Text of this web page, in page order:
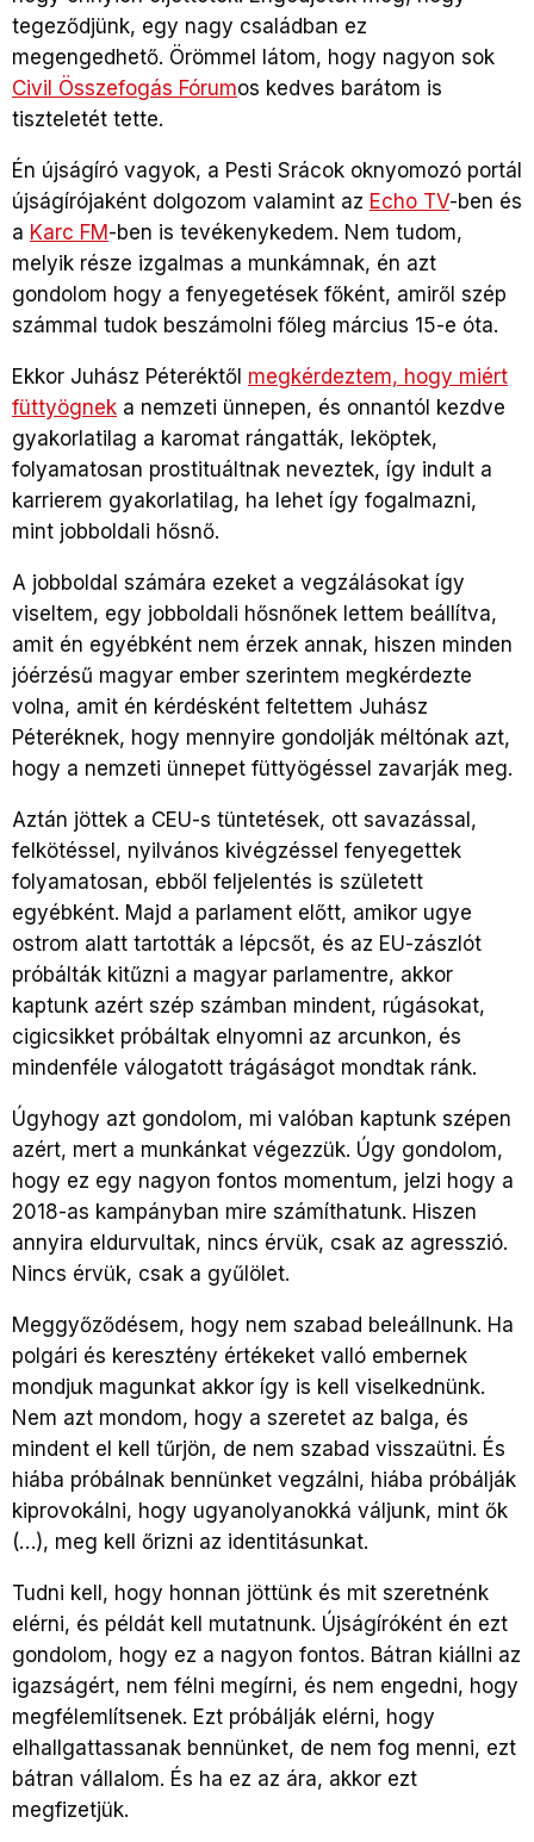
tegeződjünk, egy nagy családban ez
megengedhető. Örömmel látom, hogy nagyon sok
Civil Összefogás Fórumos kedves barátom is
tiszteletét tette.
Én újságíró vagyok, a Pesti Srácok oknyomozó portál
újságírójaként dolgozom valamint az Echo TV-ben és
a Karc FM -ben is tevékenykedem. Nem tudom,
melyik része izgalmas a munkámnak, én azt
gondolom hogy a fenyegetések főként, amiről szép
számmal tudok beszámolni főleg március 15-e óta.
Ekkor Juhász Péteréktől megkérdeztem, hogy miért
füttyögnek a nemzeti ünnepen, és onnantól kezdve
gyakorlatilag a karomat rángatták, leköptek,
folyamatosan prostituáltnak neveztek, így indult a
karrierem gyakorlatilag, ha lehet így fogalmazni,
mint jobboldali hősnő.
A jobboldal számára ezeket a vegzálásokat így
viseltem, egy jobboldali hősnőnek lettem beállítva,
amit én egyébként nem érzek annak, hiszen minden
jóérzésű magyar ember szerintem megkérdezte
volna, amit én kérdésként feltettem Juhász
Péteréknek, hogy mennyire gondolják méltónak azt,
hogy a nemzeti ünnepet füttyögéssel zavarják meg.
Aztán jöttek a CEU-s tüntetések, ott savazással,
felkötéssel, nyilvános kivégzéssel fenyegettek
folyamatosan, ebből feljelentés is született
egyébként. Majd a parlament előtt, amikor ugye
ostrom alatt tartották a lépcsőt, és az EU-zászlót
próbálták kitűzni a magyar parlamentre, akkor
kaptunk azért szép számban mindent, rúgásokat,
cigicsikket próbáltak elnyomni az arcunkon, és
mindenféle válogatott trágáságot mondtak ránk.
Úgyhogy azt gondolom, mi valóban kaptunk szépen
azért, mert a munkánkat végezzük. Úgy gondolom,
hogy ez egy nagyon fontos momentum, jelzi hogy a
2018-as kampányban mire számíthatunk. Hiszen
annyira eldurvultak, nincs érvük, csak az agresszió.
Nincs érvük, csak a gyűlölet.
Meggyőződésem, hogy nem szabad beleállnunk. Ha
polgári és keresztény értékeket valló embernek
mondjuk magunkat akkor így is kell viselkednünk.
Nem azt mondom, hogy a szeretet az balga, és
mindent el kell tűrjön, de nem szabad visszaütni. És
hiába próbálnak bennünket vegzálni, hiába próbálják
kiprovokálni, hogy ugyanolyanokká váljunk, mint ők
(…), meg kell őrizni az identitásunkat.
Tudni kell, hogy honnan jöttünk és mit szeretnénk
elérni, és példát kell mutatnunk. Újságíróként én ezt
gondolom, hogy ez a nagyon fontos. Bátran kiállni az
igazságért, nem félni megírni, és nem engedni, hogy
megfélemlítsenek. Ezt próbálják elérni, hogy
elhallgattassanak bennünket, de nem fog menni, ezt
bátran vállalom. És ha ez az ára, akkor ezt
megfizetjük.